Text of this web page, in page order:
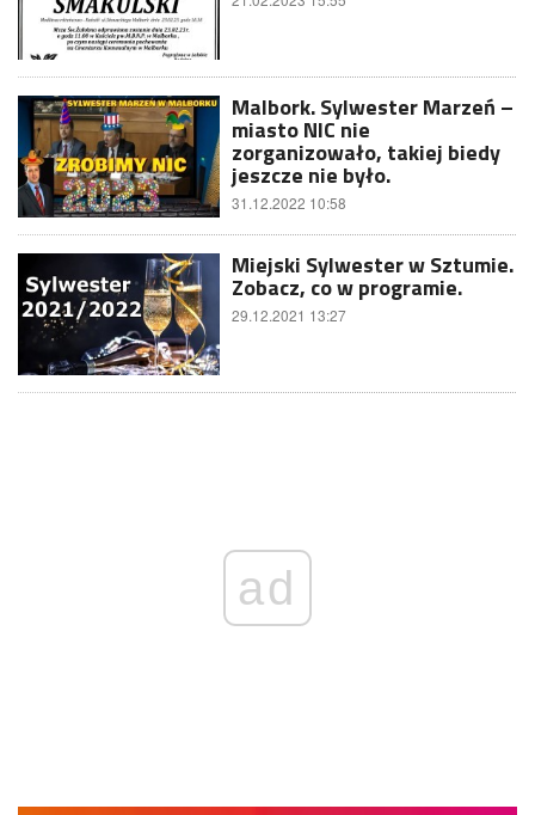
Malbork. Sylwester Marzeń –
miasto NIC nie
zorganizowało, takiej biedy
jeszcze nie było.
31.12.2022 10:58
Miejski Sylwester w Sztumie.
Zobacz, co w programie.
29.12.2021 13:27
ad